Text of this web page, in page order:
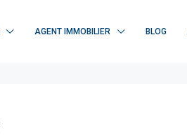
AGENT IMMOBILIER BLOG